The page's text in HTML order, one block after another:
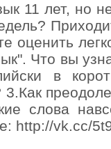
11 лет, но
оценить
Что вы
в
слова
http://vk.cc/